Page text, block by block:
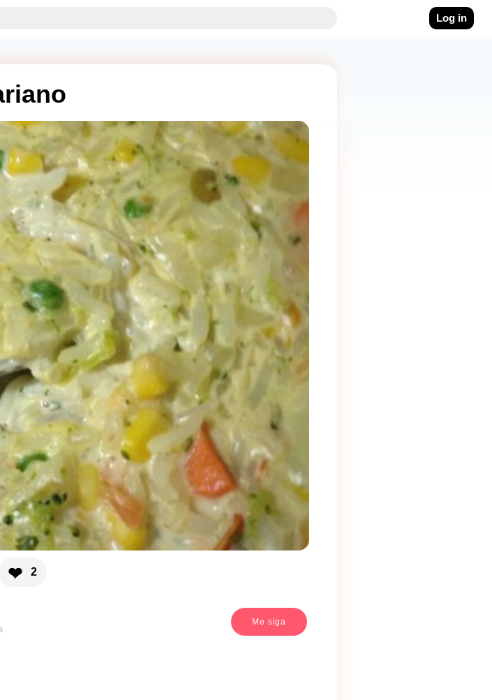
Log in
❤ 2
Me siga